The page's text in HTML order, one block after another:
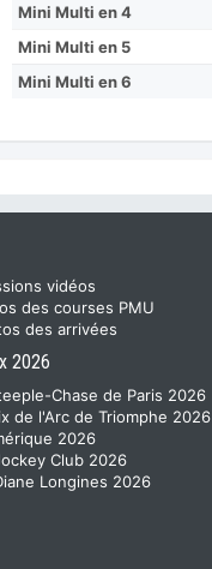
Mini Multi en 4
Mini Multi en 5
Mini Multi en 6
vidéos
des courses PMU
des arrivées
2026
Chase de Paris 2026
de l'Arc de Triomphe 2026
2026
Club 2026
Longines 2026